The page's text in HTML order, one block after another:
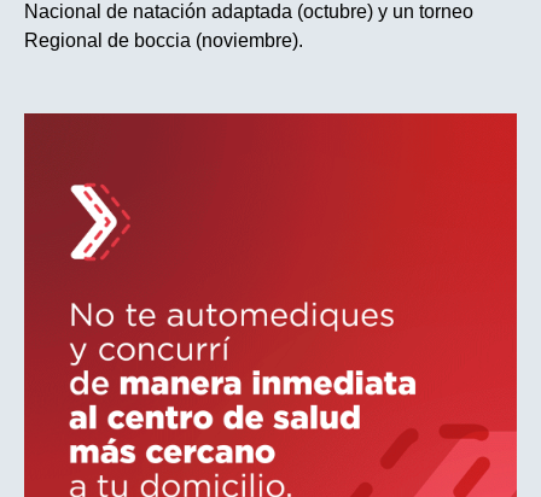
Nacional de natación adaptada (octubre) y un torneo
Regional de boccia (noviembre).